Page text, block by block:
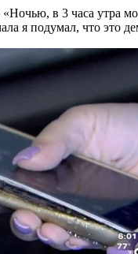
в 3 часа утра
я подумал, что это